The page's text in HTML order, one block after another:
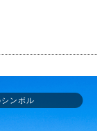
ンボル